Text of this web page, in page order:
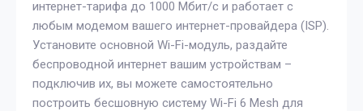
интернет-тарифа до 1000 Мбит/с и работает с
любым модемом вашего интернет-провайдера (ISP).
Установите основной Wi-Fi-модуль, раздайте
беспроводной интернет вашим устройствам –
подключив их, вы можете самостоятельно
построить бесшовную систему Wi-Fi 6 Mesh для